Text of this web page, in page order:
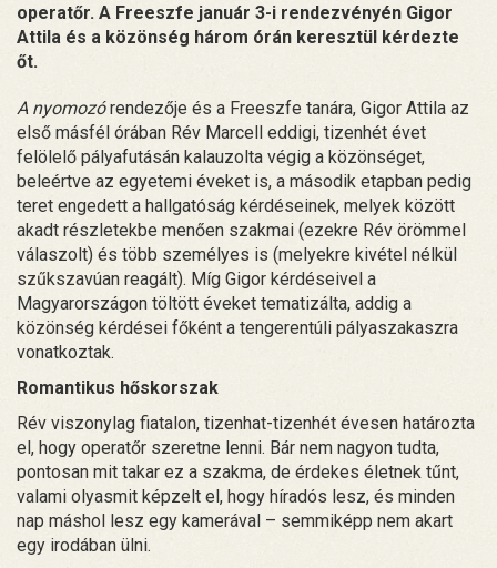
operatőr. A Freeszfe január 3-i rendezvényén Gigor
Attila és a közönség három órán keresztül kérdezte
őt.
A nyomozórendezője és a Freeszfe tanára, Gigor Attila az
első másfél órában Rév Marcell eddigi, tizenhét évet
felölelő pályafutásán kalauzolta végig a közönséget,
beleértve az egyetemi éveket is, a második etapban pedig
teret engedett a hallgatóság kérdéseinek, melyek között
akadt részletekbe menően szakmai (ezekre Rév örömmel
válaszolt) és több személyes is (melyekre kivétel nélkül
szűkszavúan reagált). Míg Gigor kérdéseivel a
Magyarországon töltött éveket tematizálta, addig a
közönség kérdései főként a tengerentúli pályaszakaszra
vonatkoztak.
Romantikus hőskorszak
Rév viszonylag fiatalon, tizenhat-tizenhét évesen határozta
el, hogy operatőr szeretne lenni. Bár nem nagyon tudta,
pontosan mit takar ez a szakma, de érdekes életnek tűnt,
valami olyasmit képzelt el, hogy híradós lesz, és minden
nap máshol lesz egy kamerával – semmiképp nem akart
egy irodában ülni.